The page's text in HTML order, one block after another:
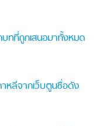
ทที่ถูกเสนอมาทั้งหมด
หลีจากเว็บตูนชื่อดัง